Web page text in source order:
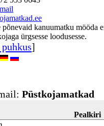
kanuumatku mööda
ürgsesse loodusesse.
]
Püstkojamatkad
Pealkiri